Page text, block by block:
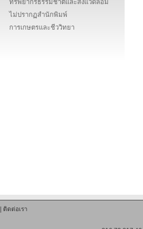
ทรัพยากรธรรมชาติและสิ่งแวดล้อม
ไม่ปรากฏสำนักพิมพ์
การเกษตรและชีววิทยา
ติดต่อเรา